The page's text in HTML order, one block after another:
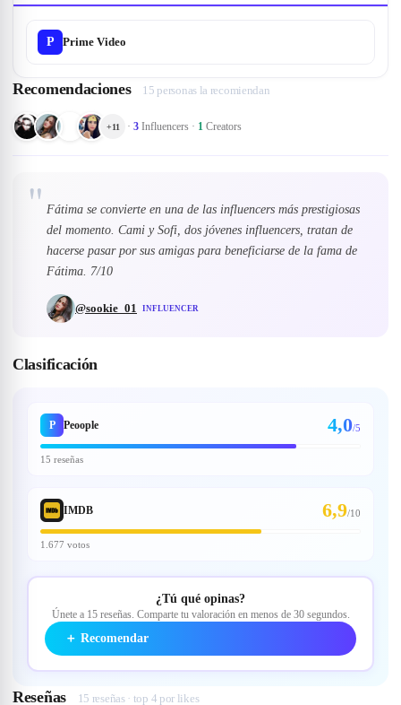
P Prime Video
Recomendaciones 15 personas la recomiendan
+11 · 3 Influencers · 1 Creators
" Fátima se convierte en una de las influencers más prestigiosas
del momento. Cami y Sofi, dos jóvenes influencers, tratan de
hacerse pasar por sus amigas para beneficiarse de la fama de
Fátima. 7/10
@sookie_01 INFLUENCER
Clasificación
P Peoople 4,0/5
15 reseñas
IMDB 6,9/10
1.677 votos
¿Tú qué opinas?
Únete a 15 reseñas. Comparte tu valoración en menos de 30 segundos.
＋ Recomendar
Reseñas 15 reseñas · top 4 por likes